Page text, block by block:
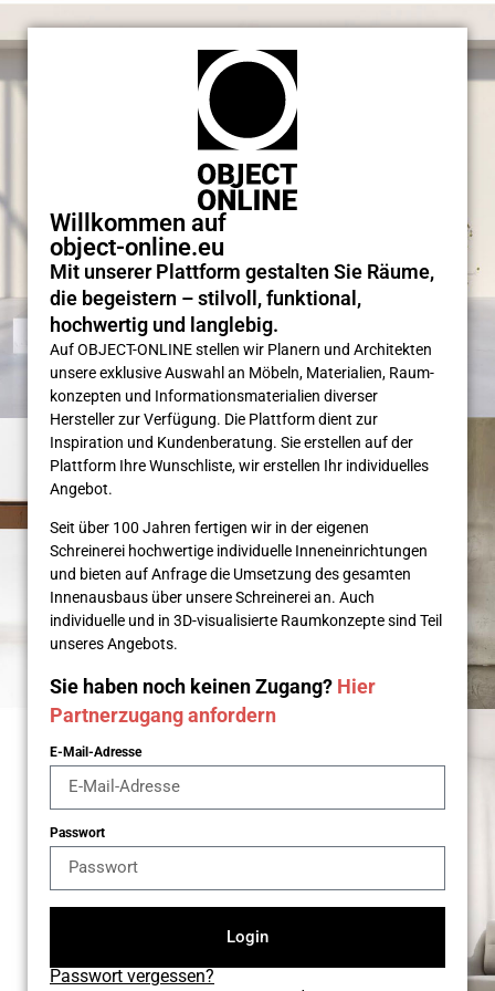
Willkommen auf
object-online.eu
Mit unserer Plattform gestalten Sie Räume,
die begeistern – stilvoll, funktional,
hochwertig und langlebig.
Auf OBJECT-ONLINE stellen wir Planern und Architekten
unsere exklusive Auswahl an Möbeln, Materialien, Raum­
konzepten und Informations­materialien diverser
Hersteller zur Verfügung. Die Plattform dient zur
Inspiration und Kunden­beratung. Sie erstellen auf der
Plattform Ihre Wunsch­liste, wir erstellen Ihr individuelles
Angebot.
Seit über 100 Jahren fertigen wir in der eigenen
Schreinerei hochwertige individuelle Inneneinrichtungen
und bieten auf Anfrage die Umsetzung des gesamten
Innenausbaus über unsere Schreinerei an. Auch
individuelle und in 3D-visualisierte Raumkonzepte sind Teil
unseres Angebots.
Sie haben noch keinen Zugang? Hier
Partnerzugang anfordern
E-Mail-Adresse
Passwort
Login
Passwort vergessen?